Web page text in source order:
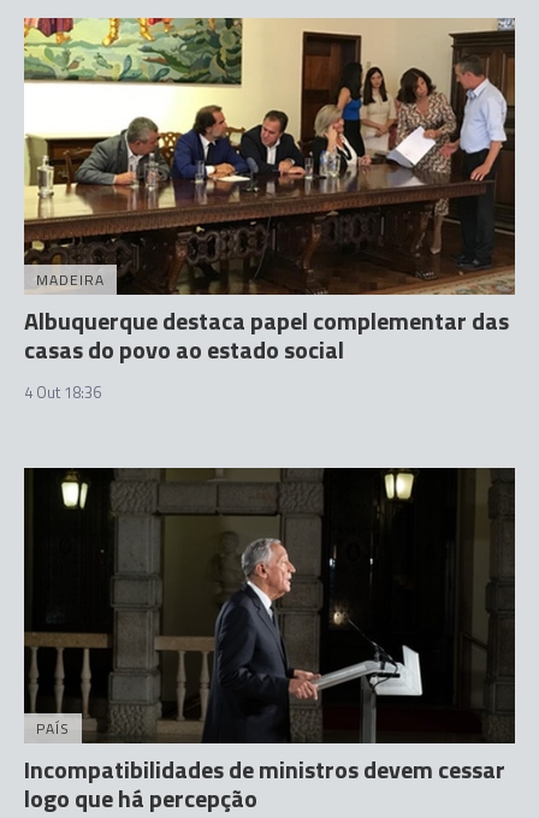
MADEIRA
Albuquerque destaca papel complementar das
casas do povo ao estado social
4 Out 18:36
PAÍS
Incompatibilidades de ministros devem cessar
logo que há percepção